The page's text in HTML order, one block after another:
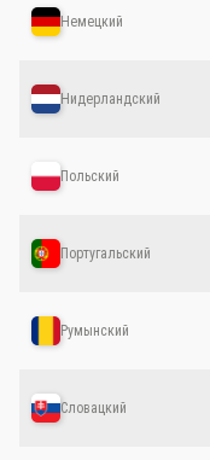
Немецкий
Нидерландский
Польский
Португальский
Румынский
Словацкий